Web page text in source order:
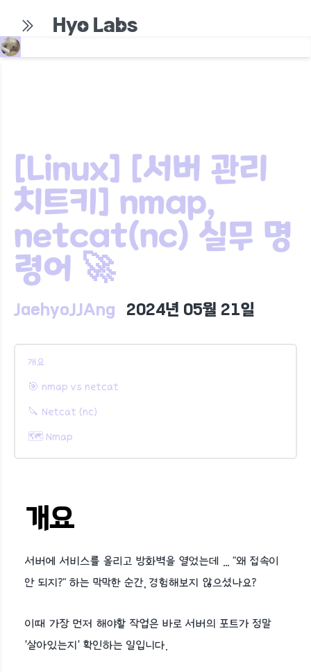
Hyo Labs
[Linux] [서버 관리
치트키] nmap,
netcat(nc) 실무 명
령어 🚀
JaehyoJJAng 2024년 05월 21일
개요
🎯 nmap vs netcat
🔪 Netcat (nc)
🗺️ Nmap
개요
서버에 서비스를 올리고 방화벽을 열었는데 ... "왜 접속이
안 되지?" 하는 막막한 순간, 경험해보지 않으셨나요?
이때 가장 먼저 해야할 작업은 바로 서버의 포트가 정말
'살아있는지' 확인하는 일입니다.